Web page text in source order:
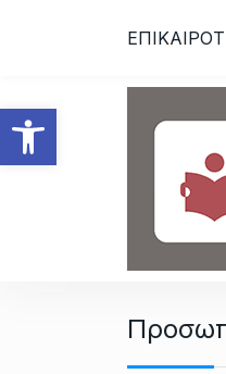
Ανοίξτε τη